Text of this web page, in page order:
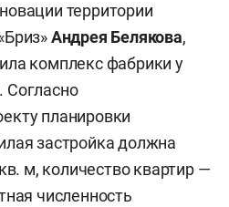
территории
Андрея Белякова,
комплекс фабрики у
. Согласно
планировки
застройка должна
м, количество квартир —
численность